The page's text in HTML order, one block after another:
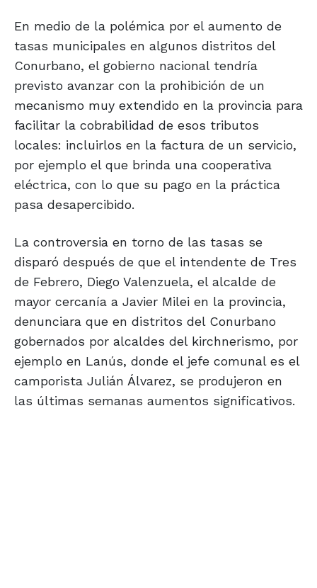
En medio de la polémica por el aumento de
tasas municipales en algunos distritos del
Conurbano, el gobierno nacional tendría
previsto avanzar con la prohibición de un
mecanismo muy extendido en la provincia para
facilitar la cobrabilidad de esos tributos
locales: incluirlos en la factura de un servicio,
por ejemplo el que brinda una cooperativa
eléctrica, con lo que su pago en la práctica
pasa desapercibido.
La controversia en torno de las tasas se
disparó después de que el intendente de Tres
de Febrero, Diego Valenzuela, el alcalde de
mayor cercanía a Javier Milei en la provincia,
denunciara que en distritos del Conurbano
gobernados por alcaldes del kirchnerismo, por
ejemplo en Lanús, donde el jefe comunal es el
camporista Julián Álvarez, se produjeron en
las últimas semanas aumentos significativos.